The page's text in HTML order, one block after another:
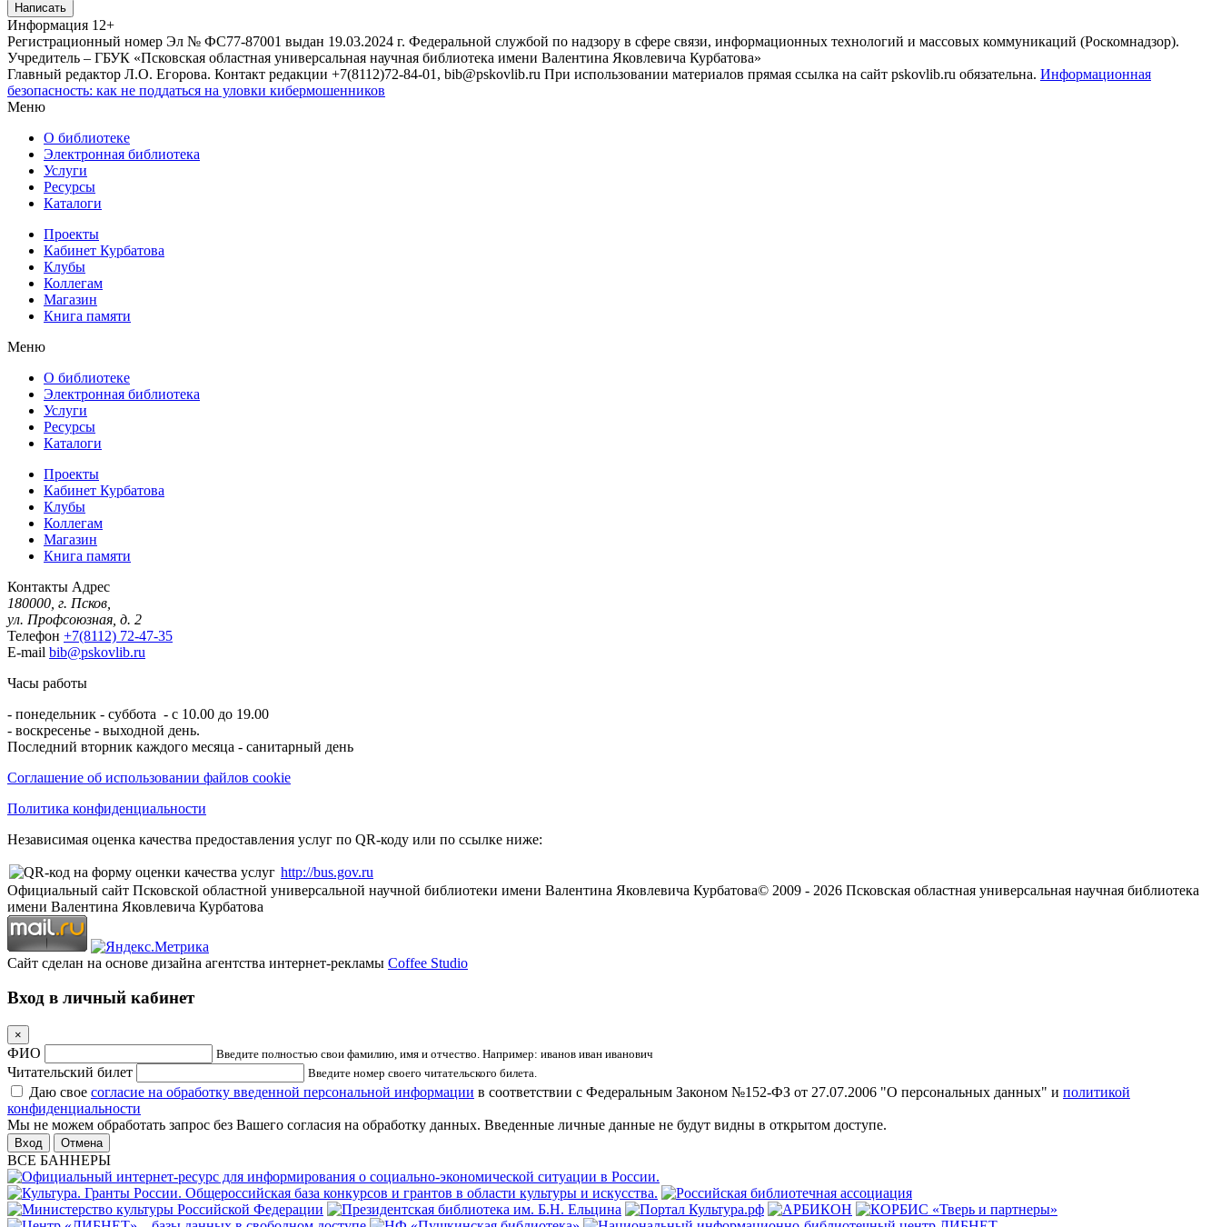
Написать
Информация 12+
Регистрационный номер Эл № ФС77-87001 выдан 19.03.2024 г. Федеральной службой по надзору в сфере связи, информационных технологий и массовых коммуникаций (Роскомнадзор).
Учредитель – ГБУК «Псковская областная универсальная научная библиотека имени Валентина Яковлевича Курбатова»
Главный редактор Л.О. Егорова. Контакт редакции +7(8112)72-84-01, bib@pskovlib.ru При использовании материалов прямая ссылка на сайт pskovlib.ru обязательна. Информационная
безопасность: как не поддаться на уловки кибермошенников
Меню
О библиотеке
Электронная библиотека
Услуги
Ресурсы
Каталоги
Проекты
Кабинет Курбатова
Клубы
Коллегам
Магазин
Книга памяти
Меню
О библиотеке
Электронная библиотека
Услуги
Ресурсы
Каталоги
Проекты
Кабинет Курбатова
Клубы
Коллегам
Магазин
Книга памяти
Контакты Адрес
180000, г. Псков,
ул. Профсоюзная, д. 2
Телефон +7(8112) 72-47-35
E-mail bib@pskovlib.ru
Часы работы
- понедельник - суббота - с 10.00 до 19.00
- воскресенье - выходной день.
Последний вторник каждого месяца - санитарный день
Соглашение об использовании файлов cookie
Политика конфиденциальности
Независимая оценка качества предоставления услуг по QR-коду или по ссылке ниже:
http://bus.gov.ru
Официальный сайт Псковской областной универсальной научной библиотеки имени Валентина Яковлевича Курбатова© 2009 - 2026 Псковская областная универсальная научная библиотека
имени Валентина Яковлевича Курбатова
Сайт сделан на основе дизайна агентства интернет-рекламы Coffee Studio
Вход в личный кабинет
×
ФИО Введите полностью свои фамилию, имя и отчество. Например: иванов иван иванович
Читательский билет Введите номер своего читательского билета.
Даю свое согласие на обработку введенной персональной информации в соответствии с Федеральным Законом №152-ФЗ от 27.07.2006 "О персональных данных" и политикой
конфиденциальности
Мы не можем обработать запрос без Вашего согласия на обработку данных. Введенные личные данные не будут видны в открытом доступе.
Отмена
ВСЕ БАННЕРЫ